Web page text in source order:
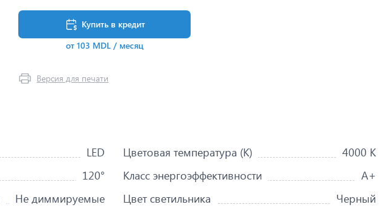
Купить в кредит
от 103 MDL / месяц
Версия для печати
LED Цветовая температура (K)
4000 K
120° Класс энергоэффективности
A+
Не диммируемые Цвет светильника
Черный